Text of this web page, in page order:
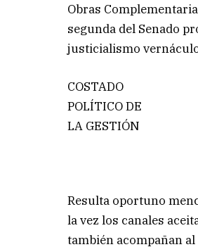
Obras
segunda del Senado
justicialismo
COSTADO
POLÍTICO DE
LA GESTIÓN
Resulta oportuno
la vez los canales
también acompañan